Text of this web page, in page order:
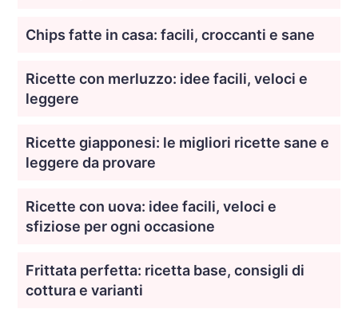
Chips fatte in casa: facili, croccanti e sane
Ricette con merluzzo: idee facili, veloci e
leggere
Ricette giapponesi: le migliori ricette sane e
leggere da provare
Ricette con uova: idee facili, veloci e
sfiziose per ogni occasione
Frittata perfetta: ricetta base, consigli di
cottura e varianti